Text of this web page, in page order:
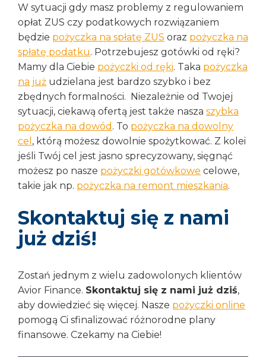
W sytuacji gdy masz problemy z regulowaniem
opłat ZUS czy podatkowych rozwiązaniem
będzie pożyczka na spłatę ZUS oraz pożyczka na
spłatę podatku. Potrzebujesz gotówki od ręki?
Mamy dla Ciebie pożyczki od ręki. Taka pożyczka
na już udzielana jest bardzo szybko i bez
zbędnych formalności. Niezależnie od Twojej
sytuacji, ciekawą ofertą jest także nasza szybka
pożyczka na dowód . To pożyczka na dowolny
cel , którą możesz dowolnie spożytkować. Z kolei
jeśli Twój cel jest jasno sprecyzowany, sięgnąć
możesz po nasze pożyczki gotówkowe celowe,
takie jak np. pożyczka na remont mieszkania.
Skontaktuj się z nami
już dziś!
Zostań jednym z wielu zadowolonych klientów
Avior Finance. Skontaktuj się z nami już dziś,
aby dowiedzieć się więcej. Nasze pożyczki online
pomogą Ci sfinalizować różnorodne plany
finansowe. Czekamy na Ciebie!